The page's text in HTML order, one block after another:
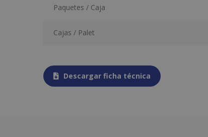
Paquetes / Caja
Cajas / Palet
Descargar ficha técnica